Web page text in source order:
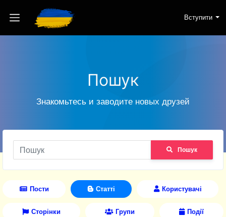
Вступити
Пошук
Знакомьтесь и заводите новых друзей
Пошук
Пости Статті Користувачі
Сторінки Групи Події